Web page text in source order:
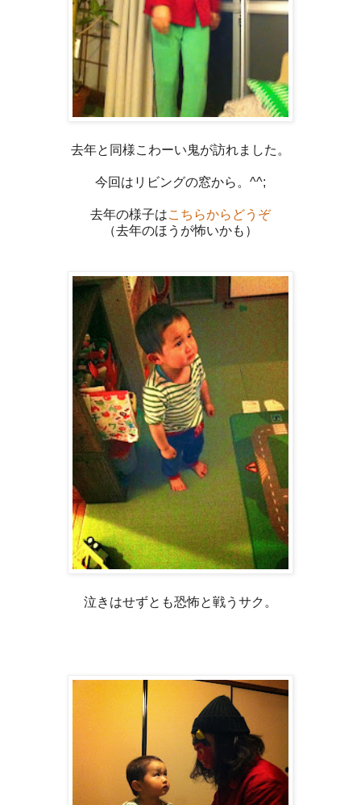
去年と同様こわーい鬼が訪れました。
今回はリビングの窓から。^^;
去年の様子はこちらからどうぞ
（去年のほうが怖いかも）
泣きはせずとも恐怖と戦うサク。